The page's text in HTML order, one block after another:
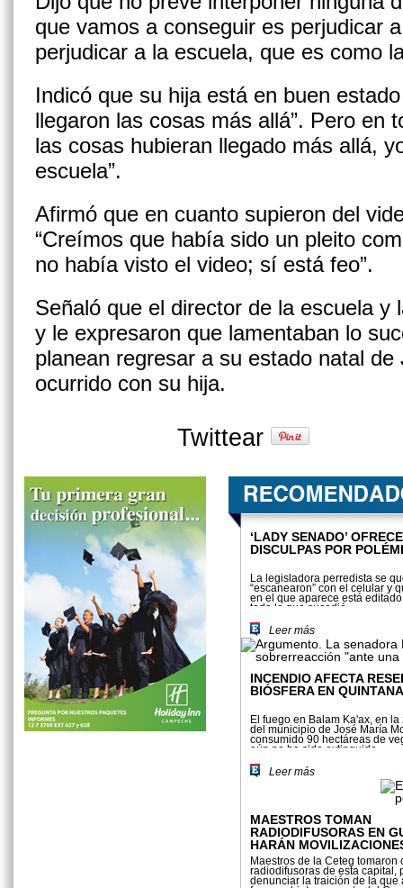
que vamos a conseguir es perjudicar
perjudicar a la escuela, que es como
Indicó que su hija está en buen
llegaron las cosas más allá”. Pero en
las cosas hubieran llegado más allá,
escuela”.
Afirmó que en cuanto supieron del
“Creímos que había sido un pleito
no había visto el video; sí está feo”.
Señaló que el director de la escuela y
y le expresaron que lamentaban lo
planean regresar a su estado natal de
ocurrido con su hija.
Twittear
‘LADY SENADO’ OFRECE
DISCULPAS POR
La legisladora perredista se
“escanearon” con el celular y
en el que aparece está
todo lo que sucedió
Leer más
INCENDIO AFECTA
BIÓSFERA EN
El fuego en Balam Ka'ax, en la
del municipio de José María
consumido 90 hectáreas de
aún no ha sido extinguido
Leer más
MAESTROS TOMAN
RADIODIFUSORAS EN
HARÁN
Maestros de la Ceteg tomaron
radiodifusoras de esta capital,
denunciar la traición de la que